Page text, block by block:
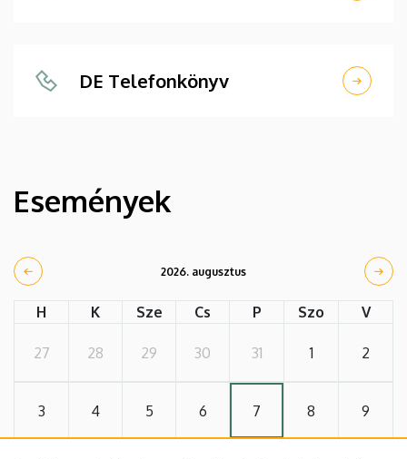
DE Telefonkönyv
Események
2026. augusztus
H K Sze Cs P Szo V
27 28 29 30 31 1 2
3 4 5 6 7 8 9